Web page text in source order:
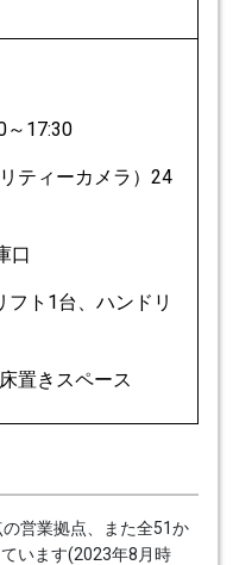
～17:30
ティーカメラ）24
口
フト1台、ハンドリ
置きスペース
営業拠点、また全51か
います(2023年8月時